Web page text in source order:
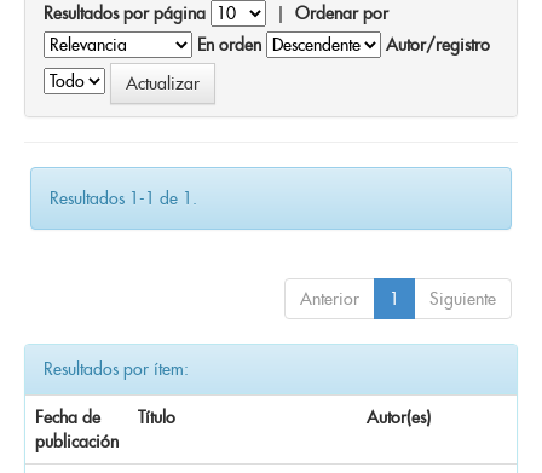
Resultados por página | Ordenar por
En orden
Autor/registro
Resultados 1-1 de 1.
Anterior 1 Siguiente
Resultados por ítem:
Fecha de
publicación
Título Autor(es)